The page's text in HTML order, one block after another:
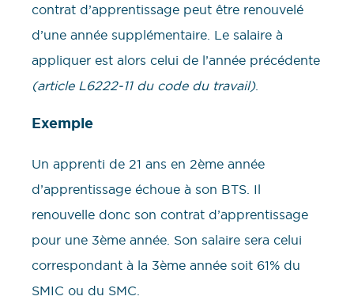
contrat d’apprentissage peut être renouvelé
d’une année supplémentaire. Le salaire à
appliquer est alors celui de l’année précédente
(article L6222-11 du code du travail).
Exemple
Un apprenti de 21 ans en 2ème année
d’apprentissage échoue à son BTS. Il
renouvelle donc son contrat d’apprentissage
pour une 3ème année. Son salaire sera celui
correspondant à la 3ème année soit 61% du
SMIC ou du SMC.